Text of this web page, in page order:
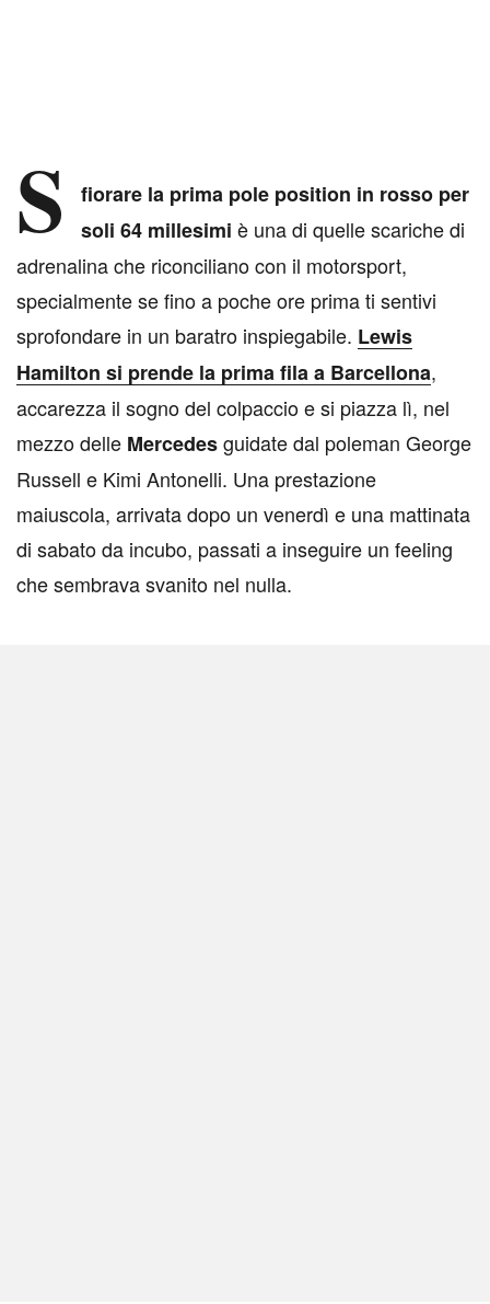
S
fiorare la prima pole position in rosso per
soli 64 millesimi è una di quelle scariche di
adrenalina che riconciliano con il motorsport,
specialmente se fino a poche ore prima ti sentivi
sprofondare in un baratro inspiegabile. Lewis
Hamilton si prende la prima fila a Barcellona,
accarezza il sogno del colpaccio e si piazza lì, nel
mezzo delle Mercedesguidate dal poleman George
Russell e Kimi Antonelli. Una prestazione
maiuscola, arrivata dopo un venerdì e una mattinata
di sabato da incubo, passati a inseguire un feeling
che sembrava svanito nel nulla.